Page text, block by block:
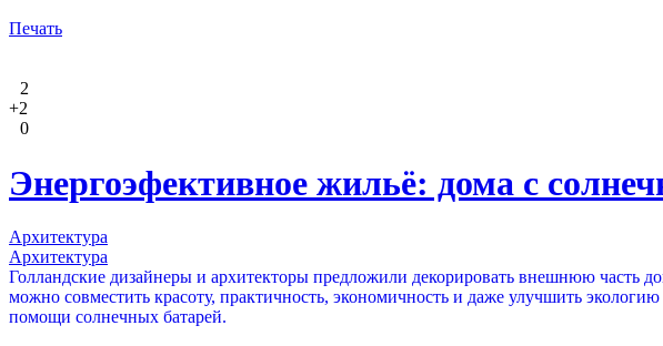
Печать
2
+2
0
Энергоэфективное жильё: дома с
Архитектура
Архитектура
Голландские дизайнеры и архитекторы предложили декорировать внешнюю
можно совместить красоту, практичность, экономичность и даже улучшить
помощи солнечных батарей.